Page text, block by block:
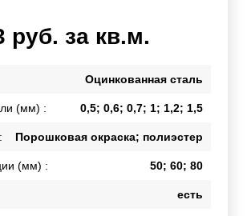
руб. за кв.м.
Оцинкованная сталь
(мм) : 0,5; 0,6; 0,7; 1; 1,2; 1,5
Порошковая окраска; полиэстер
(мм) : 50; 60; 80
есть